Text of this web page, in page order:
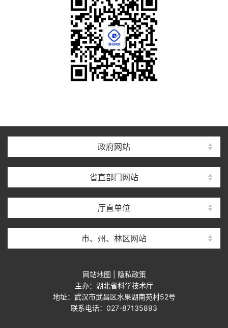
政府网站
省直部门网站
厅直单位
市、州、林区网站
网站地图
隐私政策
主办：湖北省科学技术厅
地址：武汉市武昌区水果湖南苑村52号
联系电话：027-87135893